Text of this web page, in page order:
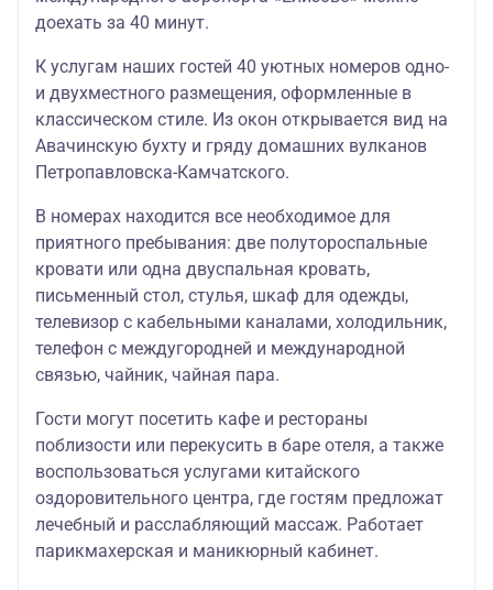
доехать за 40 минут.
К услугам наших гостей 40 уютных номеров одно-
и двухместного размещения, оформленные в
классическом стиле. Из окон открывается вид на
Авачинскую бухту и гряду домашних вулканов
Петропавловска-Камчатского.
В номерах находится все необходимое для
приятного пребывания: две полутороспальные
кровати или одна двуспальная кровать,
письменный стол, стулья, шкаф для одежды,
телевизор с кабельными каналами, холодильник,
телефон с междугородней и международной
связью, чайник, чайная пара.
Гости могут посетить кафе и рестораны
поблизости или перекусить в баре отеля, а также
воспользоваться услугами китайского
оздоровительного центра, где гостям предложат
лечебный и расслабляющий массаж. Работает
парикмахерская и маникюрный кабинет.